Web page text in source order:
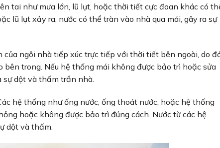
tai như mưa lớn, lũ lụt, hoặc thời tiết cực đoan khác có
lũ lụt xảy ra, nước có thể tràn vào nhà qua mái, gây ra sự
của ngôi nhà tiếp xúc trực tiếp với thời tiết bên ngoài, do
trong. Nếu hệ thống mái không được bảo trì hoặc sửa
sự dột và thấm trần nhà.
hệ thống như ống nước, ống thoát nước, hoặc hệ thống
hoặc không được bảo trì đúng cách. Nước từ các hệ
dột và thấm.